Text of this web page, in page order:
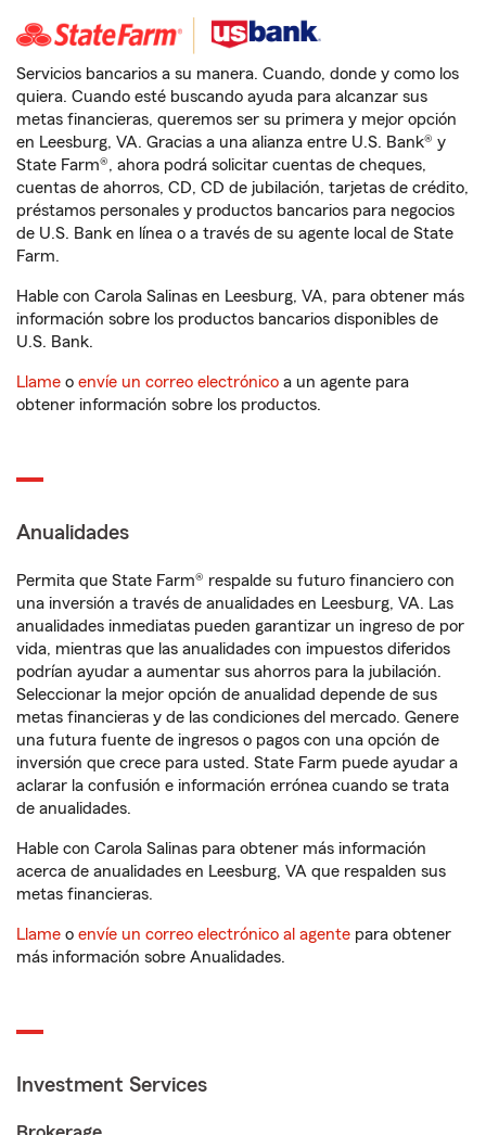
Servicios bancarios a su manera. Cuando, donde y como los
quiera. Cuando esté buscando ayuda para alcanzar sus
metas financieras, queremos ser su primera y mejor opción
en Leesburg, VA. Gracias a una alianza entre U.S. Bank® y
State Farm®, ahora podrá solicitar cuentas de cheques,
cuentas de ahorros, CD, CD de jubilación, tarjetas de crédito,
préstamos personales y productos bancarios para negocios
de U.S. Bank en línea o a través de su agente local de State
Farm.
Hable con Carola Salinas en Leesburg, VA, para obtener más
información sobre los productos bancarios disponibles de
U.S. Bank.
Llame o envíe un correo electrónico a un agente para
obtener información sobre los productos.
Anualidades
Permita que State Farm® respalde su futuro financiero con
una inversión a través de anualidades en Leesburg, VA. Las
anualidades inmediatas pueden garantizar un ingreso de por
vida, mientras que las anualidades con impuestos diferidos
podrían ayudar a aumentar sus ahorros para la jubilación.
Seleccionar la mejor opción de anualidad depende de sus
metas financieras y de las condiciones del mercado. Genere
una futura fuente de ingresos o pagos con una opción de
inversión que crece para usted. State Farm puede ayudar a
aclarar la confusión e información errónea cuando se trata
de anualidades.
Hable con Carola Salinas para obtener más información
acerca de anualidades en Leesburg, VA que respalden sus
metas financieras.
Llame o envíe un correo electrónico al agente para obtener
más información sobre Anualidades.
Investment Services